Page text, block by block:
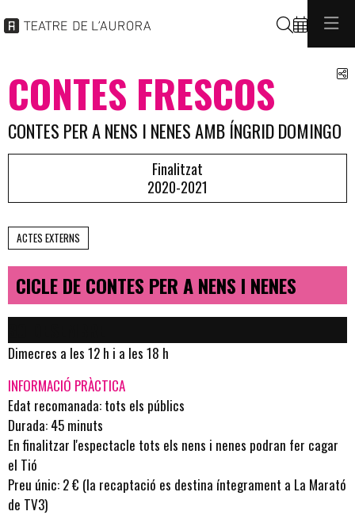
Cerca
CONTES FRESCOS
CONTES PER A NENS I NENES AMB ÍNGRID DOMINGO
Finalitzat
2020-2021
ACTES EXTERNS
CICLE DE CONTES PER A NENS I NENES
Dimecres a les 12 h i a les 18 h
INFORMACIÓ PRÀCTICA
Edat recomanada: tots els públics
Durada: 45 minuts
En finalitzar l'espectacle tots els nens i nenes podran fer cagar
el Tió
Preu únic: 2 € (la recaptació es destina íntegrament a La Marató
de TV3)